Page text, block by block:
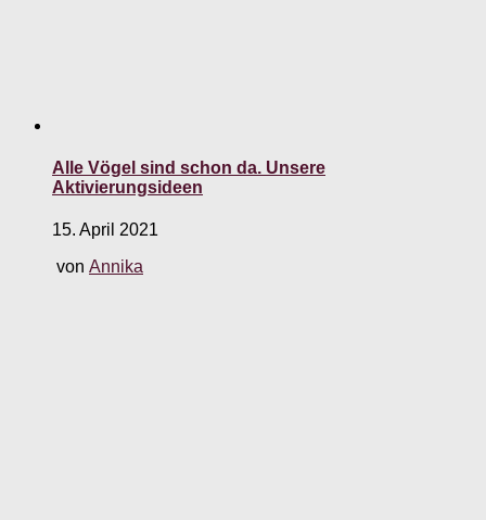
Alle Vögel sind schon da. Unsere
Aktivierungsideen
15. April 2021
von Annika